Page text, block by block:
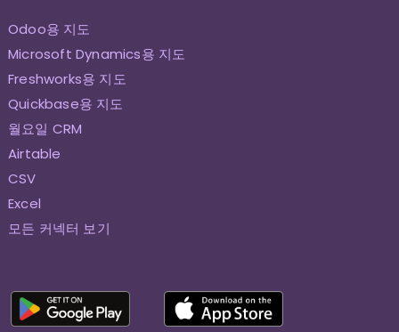
Odoo용 지도
Microsoft Dynamics용 지도
Freshworks용 지도
Quickbase용 지도
월요일 CRM
Airtable
CSV
Excel
모든 커넥터 보기